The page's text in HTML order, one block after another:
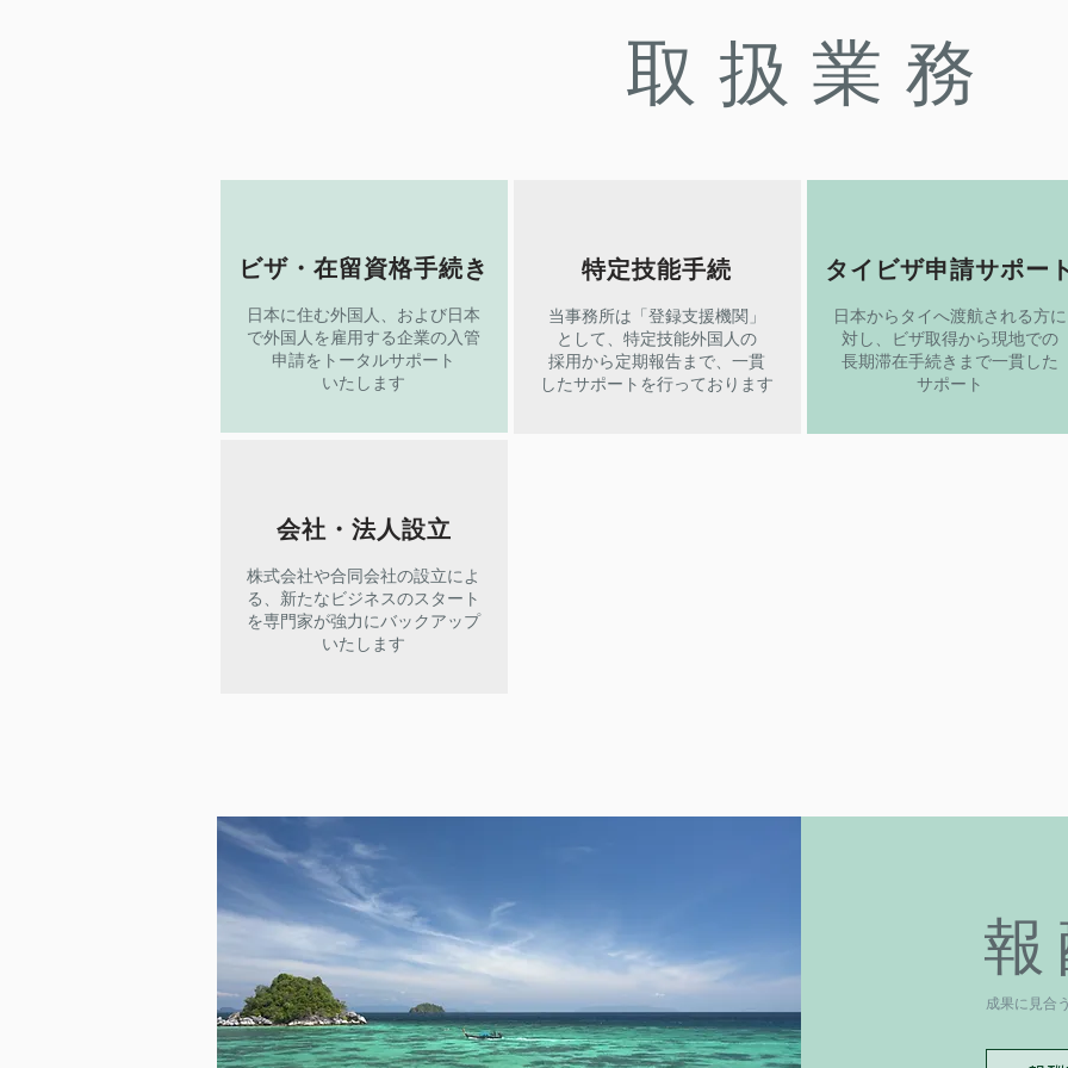
​取扱業務
ビザ・在留資格手続き
日本に住む外国人、および日本
で外国人を雇用する企業の入管
申請をトータルサポート
いたします
特定技能手続
当事務所は「登録支援機関」
として、特定技能外国人の
採用から定期報告まで、一貫
したサポートを行っております
タイビザ申請サポー
日本からタイへ渡航される方に
対し、ビザ取得から現地での
長期滞在手続きまで一貫した
サポート
会社・法人設立​
株式会社や合同会社の設立によ
る、新たなビジネスのスタート
を専門家が強力にバックアップ
いたします​
成果に見合